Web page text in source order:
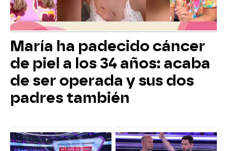
María ha padecido cáncer
de piel a los 34 años: acaba
de ser operada y sus dos
padres también